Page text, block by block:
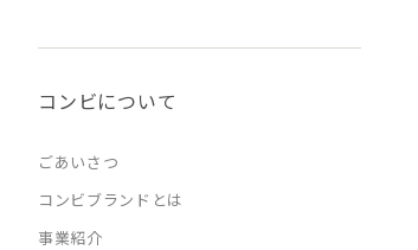
コンビについて
ごあいさつ
コンビブランドとは
事業紹介